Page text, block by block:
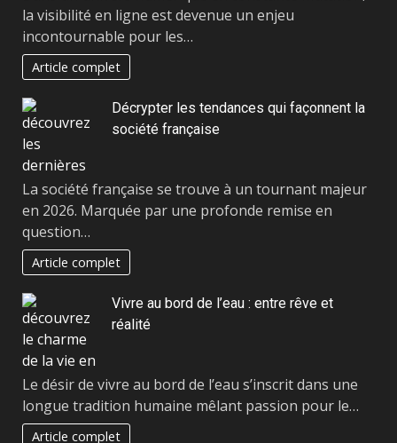
la visibilité en ligne est devenue un enjeu
incontournable pour les…
Article complet
Décrypter les tendances qui façonnent la
société française
La société française se trouve à un tournant majeur
en 2026. Marquée par une profonde remise en
question…
Article complet
Vivre au bord de l’eau : entre rêve et
réalité
Le désir de vivre au bord de l’eau s’inscrit dans une
longue tradition humaine mêlant passion pour le…
Article complet